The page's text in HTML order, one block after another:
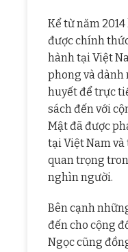
Kể từ năm
được chính
hành tại Việt
phong và dành
huyết để trực
sách đến với
Mật đã được
tại Việt Nam
quan trọng
nghìn người.
Bên cạnh
đến cho cộng
Ngọc cũng